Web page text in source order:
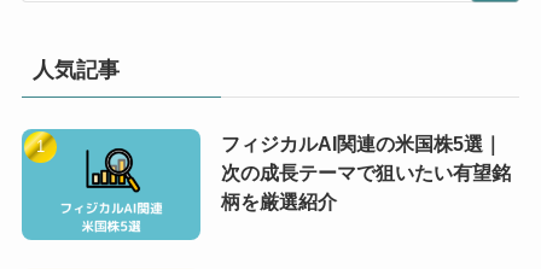
人気記事
フィジカルAI関連の米国株5選｜
次の成長テーマで狙いたい有望銘
柄を厳選紹介